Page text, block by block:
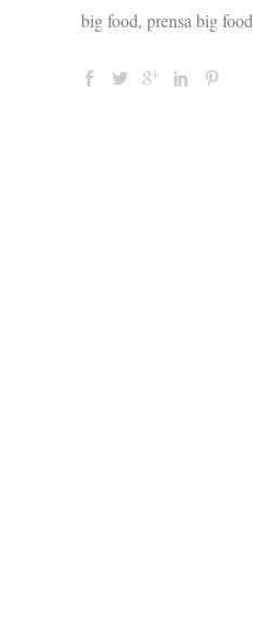
big food, prensa big food